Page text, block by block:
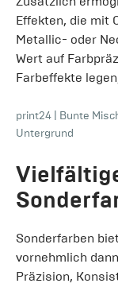
Effekten, die mit
Metallic- oder
Wert auf
Farbeffekte
print24
Bunte
Untergrund
Sonderfarben
vornehmlich
Präzision,